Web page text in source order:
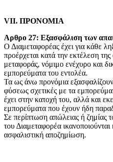
VII. ΠΡΟΝΟΜΙA
Aρθρο 27: Εξασφάλιση των
Ο Διαμεταφορέας έχει για κάθε
προέρχεται κατά την εκτέλεση
μεταφοράς, νόμιμο ενέχυρο και
εμπορεύματα του εντολέα.
Τα ως άνω προνόμια
φύσεως σχετικές με τα
έχει στην κατοχή του, αλλά και
εμπορεύματα που έχουν ήδη
Σε περίπτωση απώλειας ή ζημίας
του Διαμεταφορέα
ασφαλιστική αποζημίωση.